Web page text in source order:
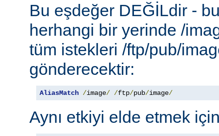
Bu eşdeğer DEĞİLdir -
herhangi bir yerinde /
tüm istekleri /ftp/pub/
gönderecektir:
AliasMatch /image/ /ftp/pub/image/
Aynı etkiyi elde etmek